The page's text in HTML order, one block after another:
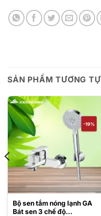
SẢN PHẨM TƯƠNG TỰ
-19%
Bộ sen tắm nóng lạnh GA
Bát sen 3 chế độ